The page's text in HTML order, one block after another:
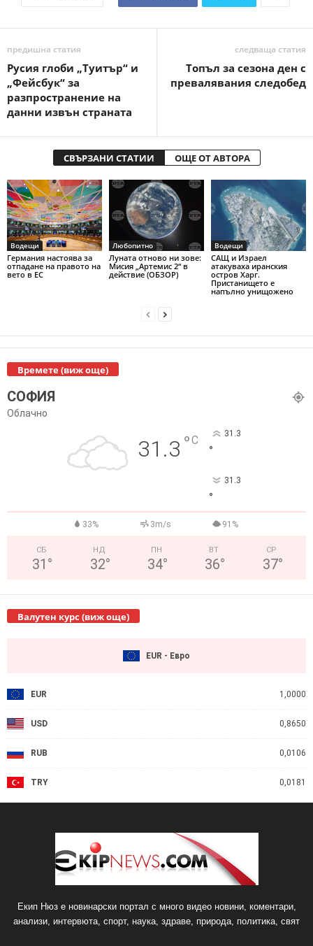
предишна статия
Русия глоби „Туитър“ и
„Фейсбук“ за
разпространение на
данни извън страната
следваща статия
Топъл за сезона ден с
превалявания следобед
СВЪРЗАНИ СТАТИИ ОЩЕ ОТ АВТОРА
Водещи
Германия настоява за
отпадане на правото на
вето в ЕС
Любопитно
Луната отново ни зове:
Мисия „Артемис 2“ в
действие (ОБЗОР)
Водещи
САЩ и Израел
атакуваха иранския
остров Харг.
Пристанището е
напълно унищожено
Времете (виж още)
СОФИЯ
Облачно
31.3 °C 31.3
°
31.3
°
33% 3m/s 91%
СБ
31 °
НД
32°
ПН
34°
ВТ
36°
СР
37°
Валутен курс (виж още)
EUR - Евро
EUR 1,0000
USD 0,8650
RUB 0,0106
TRY 0,0181
Екип Нюз е новинарски портал с много видео новини, коментари,
анализи, интервюта, спорт, наука, здраве, природа, политика, свят